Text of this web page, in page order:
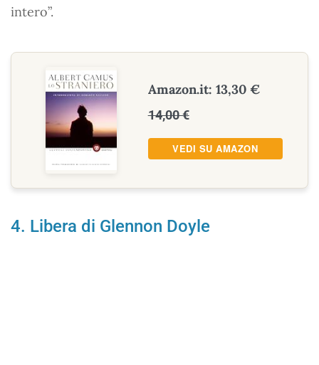
intero”.
Amazon.it: 13,30 €
14,00 €
VEDI SU AMAZON
4. Libera di Glennon Doyle